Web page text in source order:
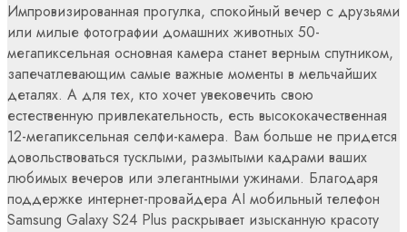
Импровизированная прогулка, спокойный вечер с друзьями
или милые фотографии домашних животных 50-
мегапиксельная основная камера станет верным спутником,
запечатлевающим самые важные моменты в мельчайших
деталях. А для тех, кто хочет увековечить свою
естественную привлекательность, есть высококачественная
12-мегапиксельная селфи-камера. Вам больше не придется
довольствоваться тусклыми, размытыми кадрами ваших
любимых вечеров или элегантными ужинами. Благодаря
поддержке интернет-провайдера AI мобильный телефон
Samsung Galaxy S24 Plus раскрывает изысканную красоту